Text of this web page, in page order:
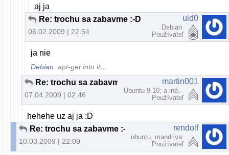
aj ja
Re: trochu sa zabavme :-D
06.02.2009 | 22:54
uid0
Debian
Používateľ
ja nie
Debian. apt-get into it…
Re: trochu sa zabavme :-D
07.04.2009 | 02:46
martin001
Ubuntu 9.10; a iné..
Používateľ
hehehe uz aj ja :D
Re: trochu sa zabavme :-D
10.03.2009 | 22:09
rendolf
ubuntu, mandriva
Používateľ